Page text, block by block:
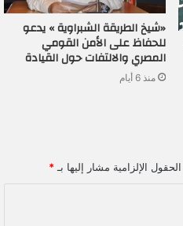
«شيخ الطريقة الشبراوية » يدعو
للحفاظ على الأمن القومي
المصري والالتفات حول القيادة
منذ 6 أيام
الحقول الإلزامية مشار إليها بـ *